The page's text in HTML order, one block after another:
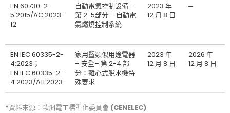
EN 60730-2-
5:2015/AC:2023-
12
自動電氣控制設備 –
第 2-5部分 – 自動電
氣燃燒控制系統
2023 年
12 月 8 日
─
EN IEC 60335-2-
4:2023；
EN IEC 60335-2-
4:2023/A11:2023
家用暨類似用途電器
– 安全– 第 2-4 部
分：離心式脫水機特
殊要求
2023 年
12 月 8 日
2026 年
12 月 8 日
*資料來源：歐洲電工標準化委員會 (CENELEC)